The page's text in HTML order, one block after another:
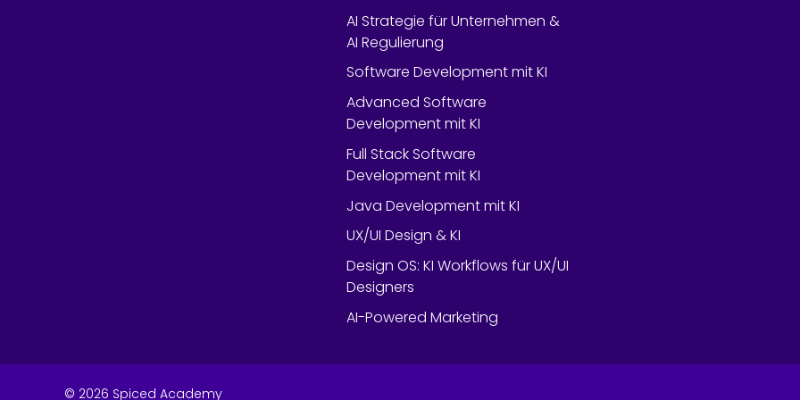
AI Strategie für Unternehmen &
AI Regulierung
Software Development mit KI
Advanced Software
Development mit KI
Full Stack Software
Development mit KI
Java Development mit KI
UX/UI Design & KI
Design OS: KI Workflows für UX/UI
Designers
AI-Powered Marketing
© 2026 Spiced Academy